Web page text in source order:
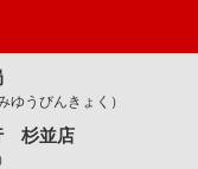
ゆうびんきょく）
杉並店